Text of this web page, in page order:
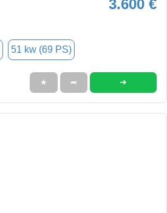
3.600 €
51 kw (69 PS)
★ ➦ ➜